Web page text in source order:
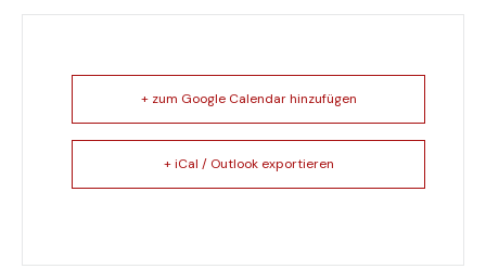
+ zum Google Calendar hinzufügen
+ iCal / Outlook exportieren